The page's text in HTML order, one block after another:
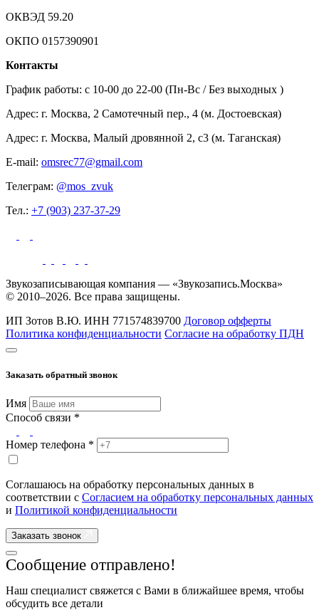
ОКВЭД 59.20
ОКПО 0157390901
Контакты
График работы: c 10-00 до 22-00 (Пн-Вс / Без выходных )
Адрес: г. Москва, 2 Самотечный пер., 4 (м. Достоевская)
Адрес: г. Москва, Малый дровянной 2, с3 (м. Таганская)
E-mail: omsrec77@gmail.com
Телеграм: @mos_zvuk
Тел.: +7 (903) 237-37-29
Звукозаписывающая компания — «Звукозапись.Москва»
© 2010–2026. Все права защищены.
ИП Зотов В.Ю. ИНН 771574839700 Договор офферты
Политика конфиденциальности Согласие на обработку ПДН
Заказать обратный звонок
Имя
Способ связи *
Номер телефона *
Соглашаюсь на обработку персональных данных в
соответствии с Согласием на обработку персональных данных
и Политикой конфиденциальности
Заказать звонок
Сообщение отправлено!
Наш специалист свяжется с Вами в ближайшее время, чтобы
обсудить все детали